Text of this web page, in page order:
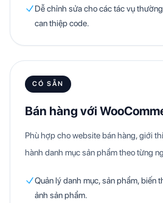
Dễ chỉnh sửa cho các tác vụ
can thiệp code.
CÓ SẴN
Bán hàng với
Phù hợp cho website bán hàng, giới
hành danh mục sản phẩm theo từng
Quản lý danh mục, sản phẩm, biến
ảnh sản phẩm.